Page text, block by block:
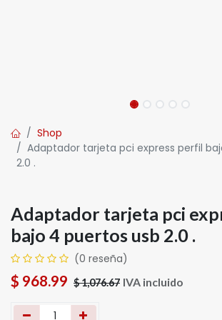
Shop
Adaptador tarjeta pci express perfil
2.0 .
Adaptador tarjeta pci
bajo 4 puertos usb 2.0 .
(0 reseña)
$ 968.99 $1,076.67 IVA incluido